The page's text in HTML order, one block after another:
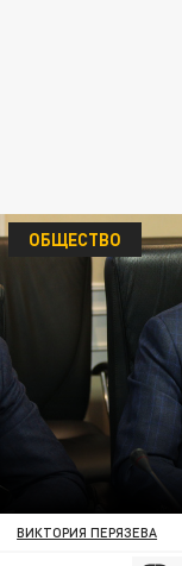
ОБЩЕСТВО
ВИКТОРИЯ ПЕРЯЗЕВА